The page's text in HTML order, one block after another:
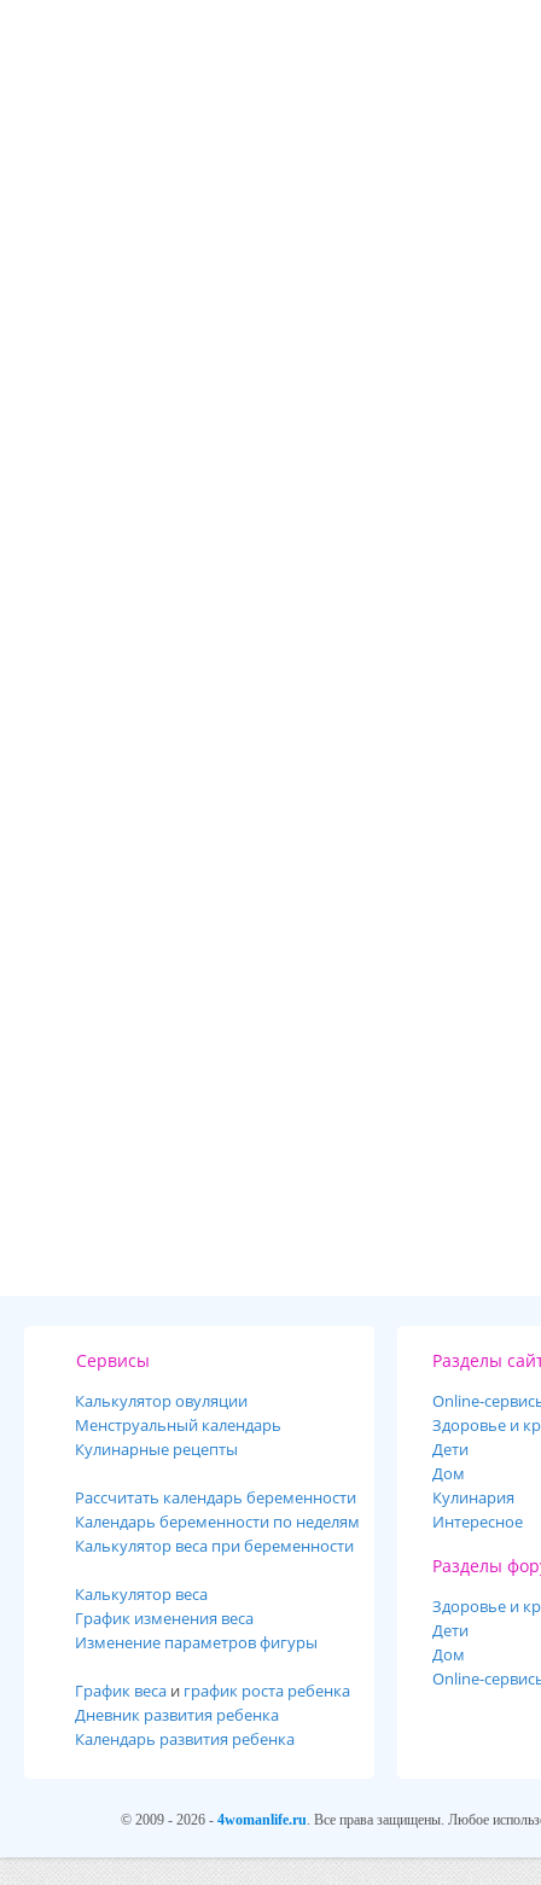
Сервисы
Калькулятор овуляции
Менструальный календарь
Кулинарные рецепты
Рассчитать календарь беременности
Календарь беременности по неделям
Калькулятор веса при беременности
Калькулятор веса
График изменения веса
Изменение параметров фигуры
График веса и график роста ребенка
Дневник развития ребенка
Календарь развития ребенка
Разделы
Online-
Здоровье и
Дети
Дом
Кулинария
Интересное
Разделы
Здоровье и
Дети
Дом
Online-
© 2009 - 2026 -4womanlife.ru. Все права защищены. Любое